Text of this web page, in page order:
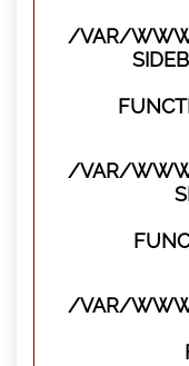
/VAR/
/VAR/
/VAR/